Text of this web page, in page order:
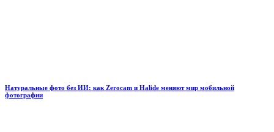
Натуральные фото без ИИ: как Zerocam и Halide меняют мир мобильной
фотографии